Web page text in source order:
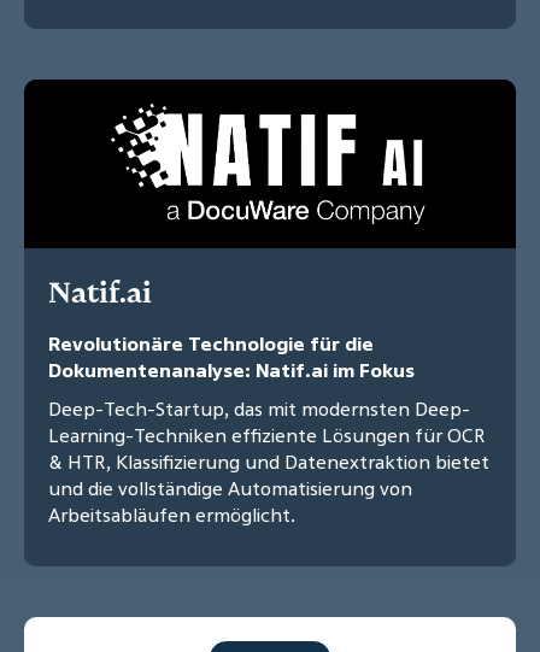
Natif.ai
Revolutionäre Technologie für die
Dokumentenanalyse: Natif.ai im Fokus
Deep-Tech-Startup, das mit modernsten Deep-
Learning-Techniken effiziente Lösungen für OCR
& HTR, Klassifizierung und Datenextraktion bietet
und die vollständige Automatisierung von
Arbeitsabläufen ermöglicht.